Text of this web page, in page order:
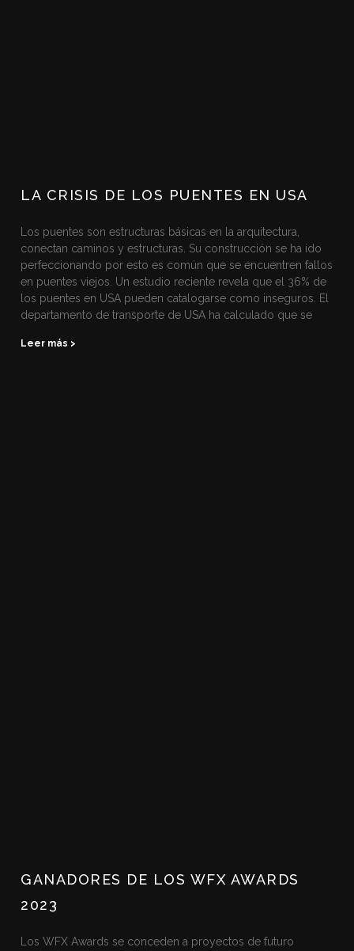
LA CRISIS DE LOS PUENTES EN USA
Los puentes son estructuras básicas en la arquitectura,
conectan caminos y estructuras. Su construcción se ha ido
perfeccionando por esto es común que se encuentren fallos
en puentes viejos. Un estudio reciente revela que el 36% de
los puentes en USA pueden catalogarse como inseguros. El
departamento de transporte de USA ha calculado que se
Leer más >
GANADORES DE LOS WFX AWARDS
2023
Los WFX Awards se conceden a proyectos de futuro